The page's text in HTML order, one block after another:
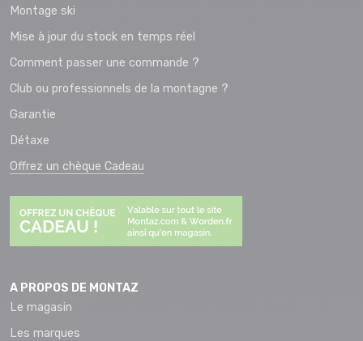
Montage ski
Mise à jour du stock en temps réel
Comment passer une commande ?
Club ou professionnels de la montagne ?
Garantie
Détaxe
Offrez un chèque Cadeau
A PROPOS DE MONTAZ
Le magasin
Les marques